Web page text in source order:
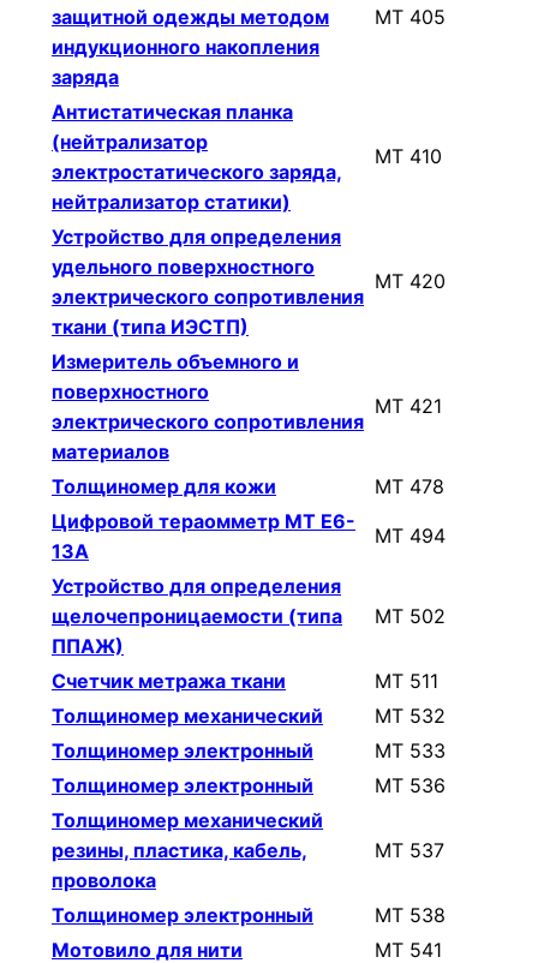
защитной одежды методом
индукционного накопления
заряда
МТ 405
Антистатическая планка
(нейтрализатор
электростатического заряда,
нейтрализатор статики)
МТ 410
Устройство для определения
удельного поверхностного
электрического сопротивления
ткани (типа ИЭСТП)
МТ 420
Измеритель объемного и
поверхностного
электрического сопротивления
материалов
МТ 421
Толщиномер для кожи
МТ 478
Цифровой тераомметр МТ Е6-
13А
МТ 494
Устройство для определения
щелочепроницаемости (типа
ППАЖ)
МТ 502
Счетчик метража ткани
МТ 511
Толщиномер механический
МТ 532
Толщиномер электронный
МТ 533
Толщиномер электронный
МТ 536
Толщиномер механический
резины, пластика, кабель,
проволока
МТ 537
Толщиномер электронный
МТ 538
Мотовило для нити
МТ 541